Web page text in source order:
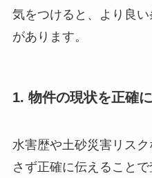
気をつけると、より良
があります。
1. 物件の現状を正確
水害歴や土砂災害リス
さず正確に伝えること